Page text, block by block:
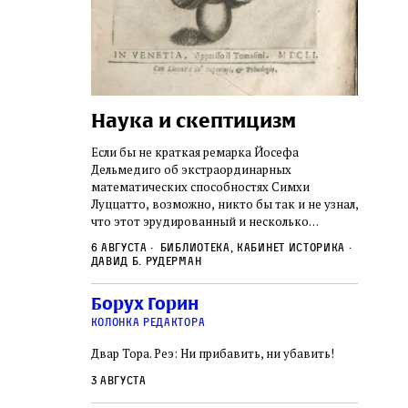
не
ко всей
иврит,
смысл и
как
Перед нами
человек,
возмущение
Наука и скептицизм
Если бы не краткая ремарка Йосефа
Дельмедиго об экстраординарных
математических способностях Симхи
Луццатто, возможно, никто бы так и не узнал,
что этот эрудированный и несколько
какое‑то отношение к научной деятельности.
из раввинов Венеции
6 августа
Библиотека, кабинет историка
Давид Б. Рудерман
Борух Горин
колонка редактора
Двар Тора. Реэ: Ни прибавить, ни убавить!
3 августа